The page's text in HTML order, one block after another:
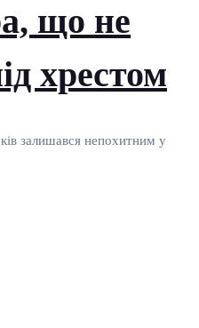
що не
хрестом
залишався непохитним у